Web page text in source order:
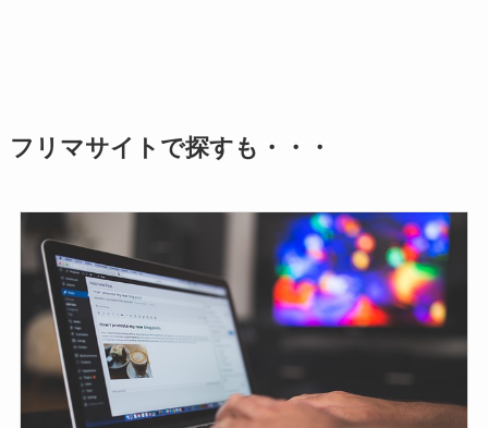
フリマサイトで探すも・・・